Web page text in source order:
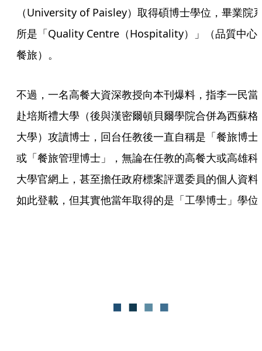
（University of Paisley）取得碩博士學位，畢業院
所是「Quality Centre（Hospitality）」（品質中心
餐旅）。
不過，一名高餐大資深教授向本刊爆料，指李一民當
赴培斯禮大學（後與漢密爾頓貝爾學院合併為西蘇格
大學）攻讀博士，回台任教後一直自稱是「餐旅博士
或「餐旅管理博士」，無論在任教的高餐大或高雄科
大學官網上，甚至擔任政府標案評選委員的個人資料
如此登載，但其實他當年取得的是「工學博士」學位